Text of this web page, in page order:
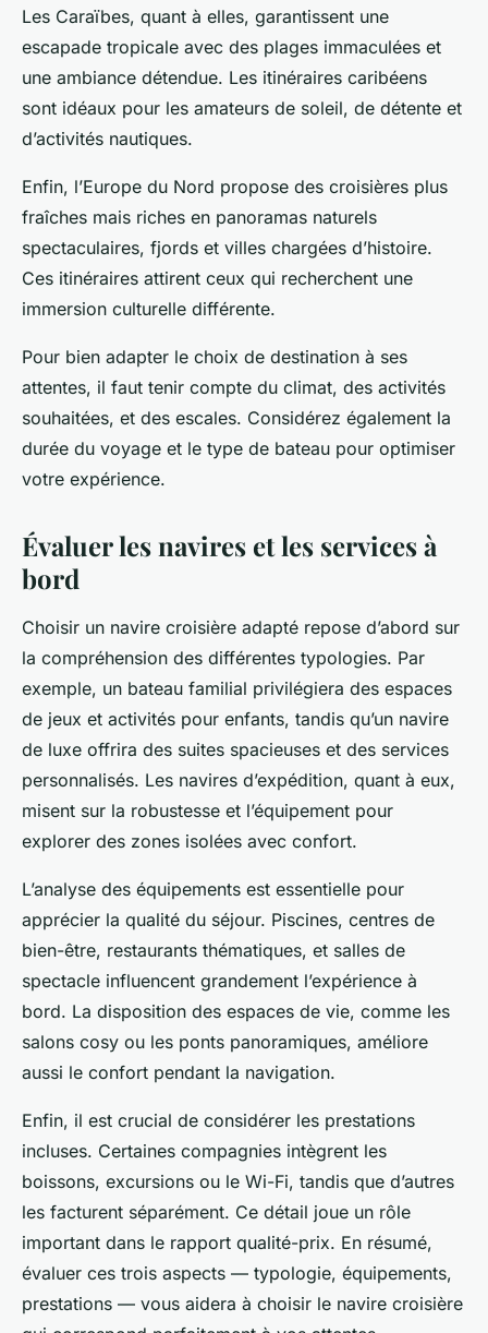
Les Caraïbes, quant à elles, garantissent une
escapade tropicale avec des plages immaculées et
une ambiance détendue. Les itinéraires caribéens
sont idéaux pour les amateurs de soleil, de détente et
d’activités nautiques.
Enfin, l’Europe du Nord propose des croisières plus
fraîches mais riches en panoramas naturels
spectaculaires, fjords et villes chargées d’histoire.
Ces itinéraires attirent ceux qui recherchent une
immersion culturelle différente.
Pour bien adapter le choix de destination à ses
attentes, il faut tenir compte du climat, des activités
souhaitées, et des escales. Considérez également la
durée du voyage et le type de bateau pour optimiser
votre expérience.
Évaluer les navires et les services à
bord
Choisir un navire croisière adapté repose d’abord sur
la compréhension des différentes typologies. Par
exemple, un bateau familial privilégiera des espaces
de jeux et activités pour enfants, tandis qu’un navire
de luxe offrira des suites spacieuses et des services
personnalisés. Les navires d’expédition, quant à eux,
misent sur la robustesse et l’équipement pour
explorer des zones isolées avec confort.
L’analyse des équipements est essentielle pour
apprécier la qualité du séjour. Piscines, centres de
bien-être, restaurants thématiques, et salles de
spectacle influencent grandement l’expérience à
bord. La disposition des espaces de vie, comme les
salons cosy ou les ponts panoramiques, améliore
aussi le confort pendant la navigation.
Enfin, il est crucial de considérer les prestations
incluses. Certaines compagnies intègrent les
boissons, excursions ou le Wi-Fi, tandis que d’autres
les facturent séparément. Ce détail joue un rôle
important dans le rapport qualité-prix. En résumé,
évaluer ces trois aspects — typologie, équipements,
prestations — vous aidera à choisir le navire croisière